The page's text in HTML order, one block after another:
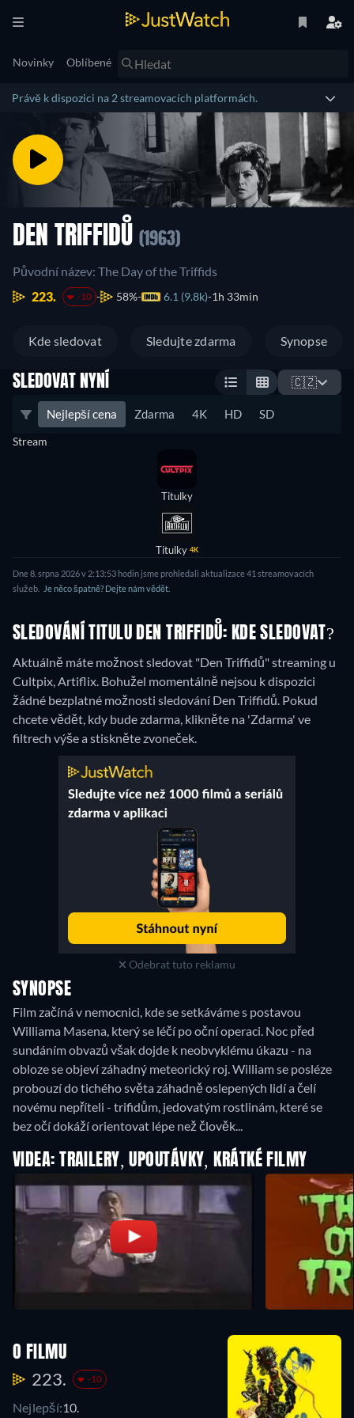
Novinky Oblíbené
Právě k dispozici na 2 streamovacích platformách.
DEN TRIFFIDŮ (1963)
Původní název: The Day of the Triffids
223.
-10 58% 6.1 (9.8k) 1h 33min
Kde sledovat Sledujte zdarma Synopse
SLEDOVAT NYNÍ 🇨🇿
Nejlepší cena Zdarma 4K HD SD
Stream
Titulky
Titulky 4K
Dne 8. srpna 2026 v 2:13:53 hodin jsme prohledali aktualizace 41 streamovacích
služeb.
Je něco špatně? Dejte nám vědět.
SLEDOVÁNÍ TITULU DEN TRIFFIDŮ: KDE SLEDOVAT?
Aktuálně máte možnost sledovat "Den Triffidů" streaming u
Cultpix, Artiflix. Bohužel momentálně nejsou k dispozici
žádné bezplatné možnosti sledování Den Triffidů. Pokud
chcete vědět, kdy bude zdarma, klikněte na 'Zdarma' ve
filtrech výše a stiskněte zvoneček.
Odebrat tuto reklamu
SYNOPSE
Film začíná v nemocnici, kde se setkáváme s postavou
Williama Masena, který se léčí po oční operaci. Noc před
sundáním obvazů však dojde k neobvyklému úkazu - na
obloze se objeví záhadný meteorický roj. William se posléze
probouzí do tichého světa záhadně oslepených lidí a čelí
novému nepříteli - trifidům, jedovatým rostlinám, které se
bez očí dokáží orientovat lépe než člověk...
VIDEA: TRAILERY, UPOUTÁVKY, KRÁTKÉ FILMY
O FILMU
223. -10
Nejlepší:10.